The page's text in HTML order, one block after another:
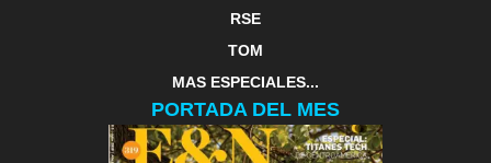
RSE
TOM
MAS ESPECIALES...
PORTADA DEL MES